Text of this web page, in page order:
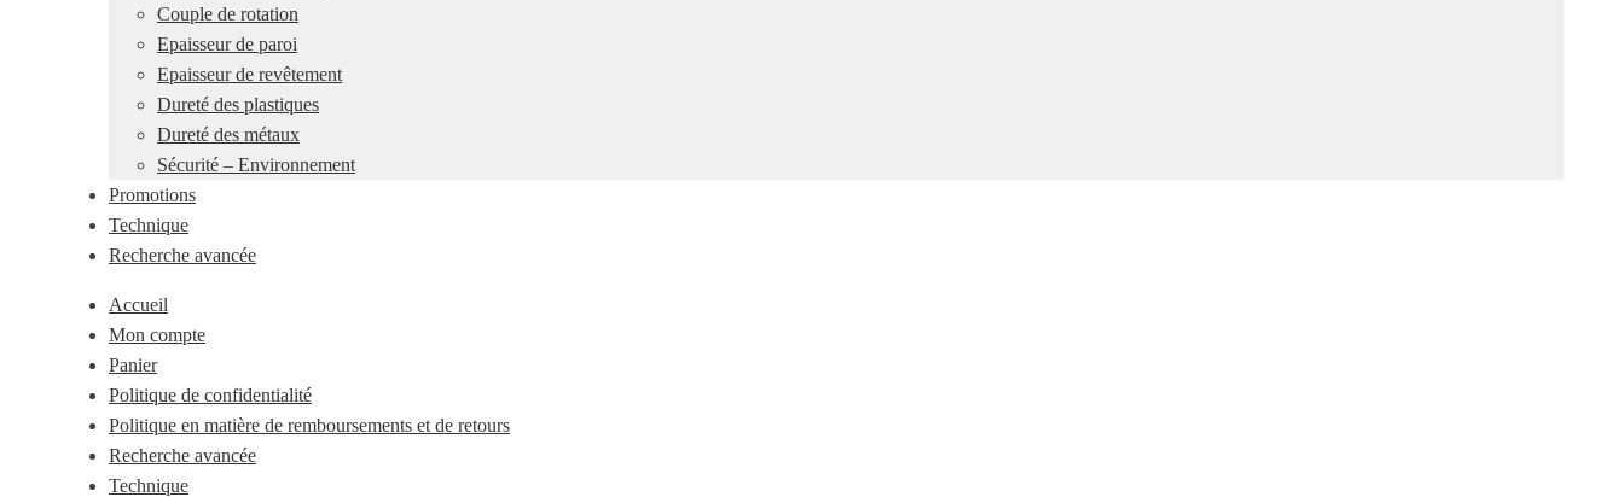
Couple de rotation
Epaisseur de paroi
Epaisseur de revêtement
Dureté des plastiques
Dureté des métaux
Sécurité – Environnement
Promotions
Technique
Recherche avancée
Accueil
Mon compte
Panier
Politique de confidentialité
Politique en matière de remboursements et de retours
Recherche avancée
Technique